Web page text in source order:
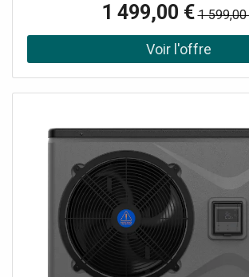
Eco-Silence et Smart.
1 499,00 € 1 599,00